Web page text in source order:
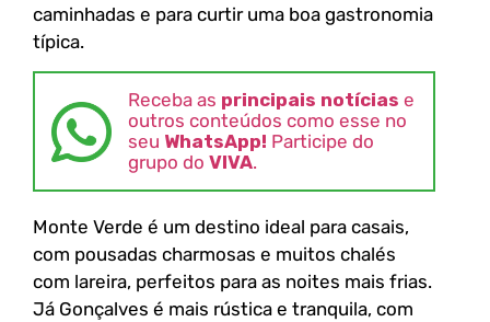
caminhadas e para curtir uma boa gastronomia
típica.
Receba as principais notícias e
outros conteúdos como esse no
seu WhatsApp! Participe do
grupo do VIVA.
Monte Verde é um destino ideal para casais,
com pousadas charmosas e muitos chalés
com lareira, perfeitos para as noites mais frias.
Já Gonçalves é mais rústica e tranquila, com